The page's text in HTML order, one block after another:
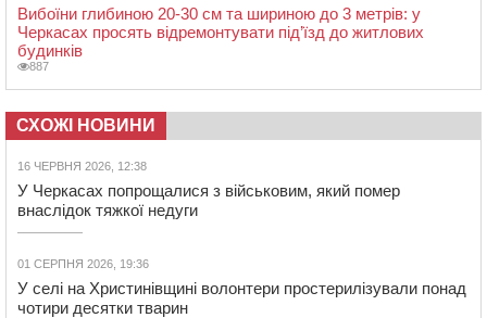
Вибоїни глибиною 20-30 см та шириною до 3 метрів: у
Черкасах просять відремонтувати під’їзд до житлових
будинків
887
СХОЖІ НОВИНИ
16 ЧЕРВНЯ 2026, 12:38
У Черкасах попрощалися з військовим, який помер
внаслідок тяжкої недуги
01 СЕРПНЯ 2026, 19:36
У селі на Христинівщині волонтери простерилізували понад
чотири десятки тварин